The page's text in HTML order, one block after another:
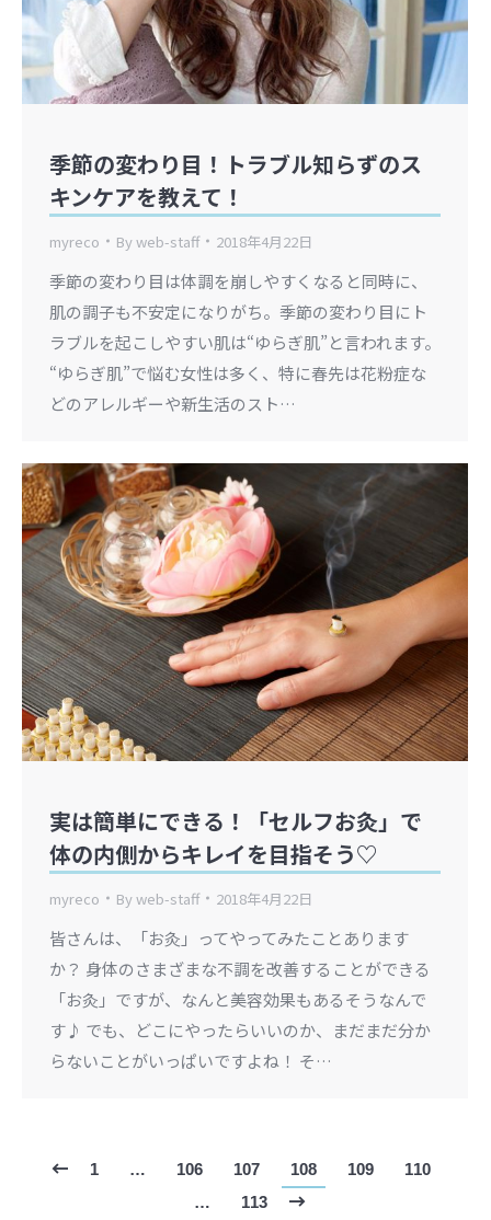
季節の変わり目！トラブル知らずのス
キンケアを教えて！
myreco Byweb-staff 2018年4月22日
季節の変わり目は体調を崩しやすくなると同時に、
肌の調子も不安定になりがち。季節の変わり目にト
ラブルを起こしやすい肌は“ゆらぎ肌”と言われます。
“ゆらぎ肌”で悩む女性は多く、特に春先は花粉症な
どのアレルギーや新生活のスト…
実は簡単にできる！「セルフお灸」で
体の内側からキレイを目指そう♡
myreco Byweb-staff 2018年4月22日
皆さんは、「お灸」ってやってみたことあります
か？ 身体のさまざまな不調を改善することができる
「お灸」ですが、なんと美容効果もあるそうなんで
す♪ でも、どこにやったらいいのか、まだまだ分か
らないことがいっぱいですよね！ そ…
1 … 106 107 108 109
110
…
113